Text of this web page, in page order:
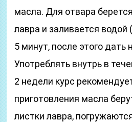
масла. Для отвара
лавра и заливается водой
5 минут, после этого дать
Употреблять внутрь в
2 недели курс
приготовления масла
листки лавра,